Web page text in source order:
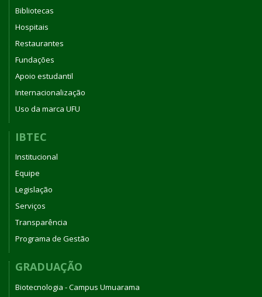
Bibliotecas
Hospitais
Restaurantes
Fundações
Apoio estudantil
Internacionalização
Uso da marca UFU
IBTEC
Institucional
Equipe
Legislação
Serviços
Transparência
Programa de Gestão
GRADUAÇÃO
Biotecnologia - Campus Umuarama